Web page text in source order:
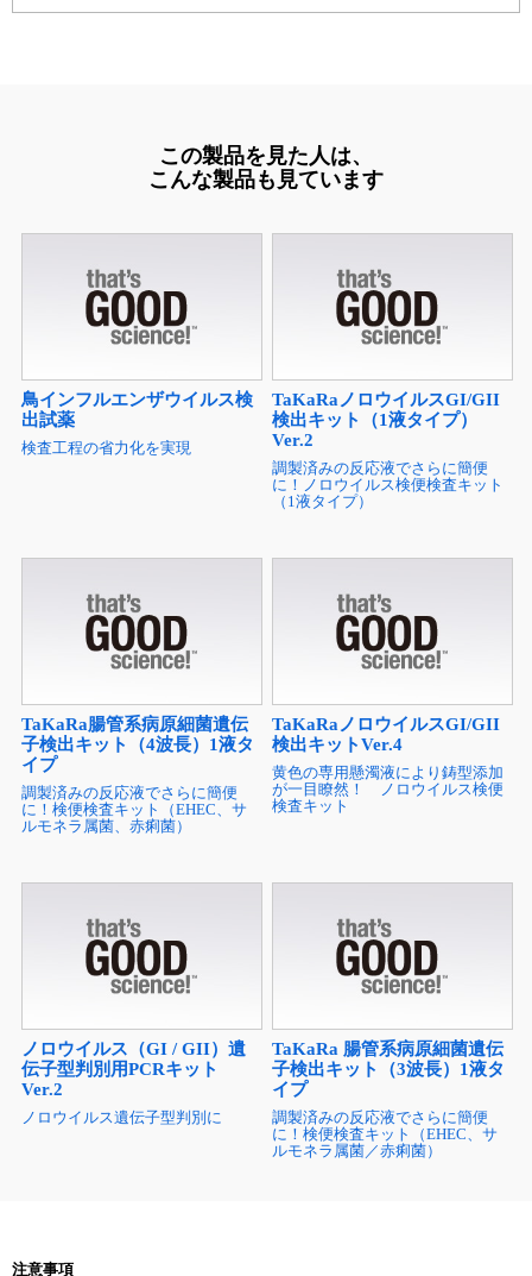
この製品を見た人は、
こんな製品も見ています
鳥インフルエンザウイルス検
出試薬
検査工程の省力化を実現
TaKaRaノロウイルスGI/GII
検出キット（1液タイプ）
Ver.2
調製済みの反応液でさらに簡便
に！ノロウイルス検便検査キット
（1液タイプ）
TaKaRa腸管系病原細菌遺伝
子検出キット（4波長）1液タ
イプ
調製済みの反応液でさらに簡便
に！検便検査キット（EHEC、サ
ルモネラ属菌、赤痢菌）
TaKaRaノロウイルスGI/GII
検出キットVer.4
黄色の専用懸濁液により鋳型添加
が一目瞭然！ ノロウイルス検便
検査キット
ノロウイルス（GI / GII）遺
伝子型判別用PCRキット
Ver.2
ノロウイルス遺伝子型判別に
TaKaRa 腸管系病原細菌遺伝
子検出キット（3波長）1液タ
イプ
調製済みの反応液でさらに簡便
に！検便検査キット（EHEC、サ
ルモネラ属菌／赤痢菌）
注意事項